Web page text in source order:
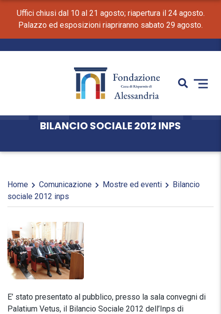
Uffici chiusi dal 10 al 21 agosto; riapertura il 24 agosto.
Palazzo ed esposizioni riapriranno sabato 29 agosto.
BILANCIO SOCIALE 2012 INPS
Home Comunicazione Mostre ed eventi
Bilancio
sociale 2012 inps
E’ stato presentato al pubblico, presso la sala convegni di
Palatium Vetus, il Bilancio Sociale 2012 dell’Inps di